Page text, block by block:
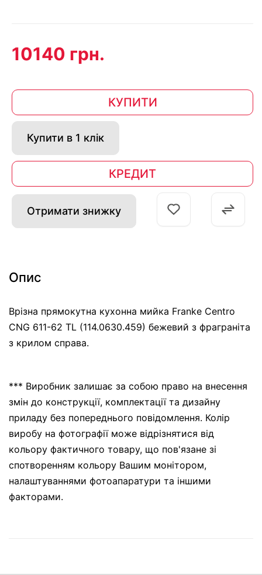
10140 грн.
КУПИТИ
Купити в 1 клік
КРЕДИТ
Отримати знижку
Опис
Врізна прямокутна кухонна мийка Franke Centro
CNG 611-62 TL (114.0630.459) бежевий з фраграніта
з крилом справа.
*** Виробник залишає за собою право на внесення
змін до конструкції, комплектації та дизайну
приладу без попереднього повідомлення. Колір
виробу на фотографії може відрізнятися від
кольору фактичного товару, що пов'язане зі
спотворенням кольору Вашим монітором,
налаштуваннями фотоапаратури та іншими
факторами.